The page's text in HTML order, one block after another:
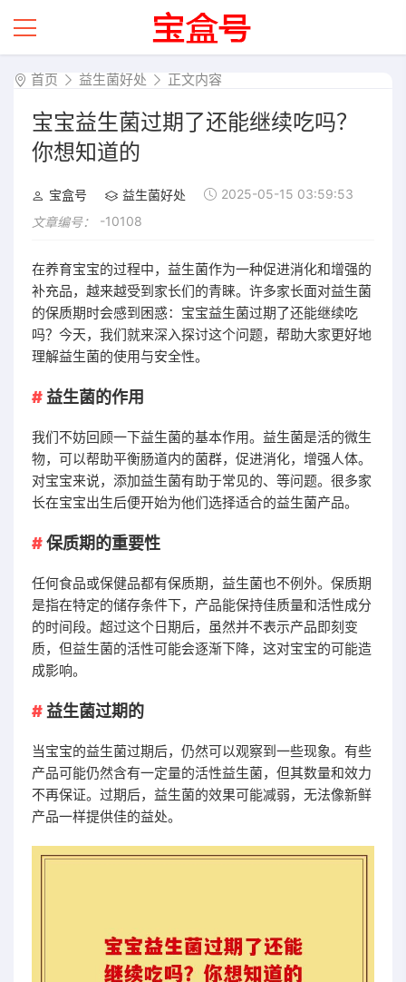
首页 益生菌好处 正文内容
宝宝益生菌过期了还能继续吃吗？
你想知道的
宝盒号 益生菌好处
2025-05-15 03:59:53
文章编号：
-10108
在养育宝宝的过程中，益生菌作为一种促进消化和增强的
补充品，越来越受到家长们的青睐。许多家长面对益生菌
的保质期时会感到困惑：宝宝益生菌过期了还能继续吃
吗？今天，我们就来深入探讨这个问题，帮助大家更好地
理解益生菌的使用与安全性。
益生菌的作用
我们不妨回顾一下益生菌的基本作用。益生菌是活的微生
物，可以帮助平衡肠道内的菌群，促进消化，增强人体。
对宝宝来说，添加益生菌有助于常见的、等问题。很多家
长在宝宝出生后便开始为他们选择适合的益生菌产品。
保质期的重要性
任何食品或保健品都有保质期，益生菌也不例外。保质期
是指在特定的储存条件下，产品能保持佳质量和活性成分
的时间段。超过这个日期后，虽然并不表示产品即刻变
质，但益生菌的活性可能会逐渐下降，这对宝宝的可能造
成影响。
益生菌过期的
当宝宝的益生菌过期后，仍然可以观察到一些现象。有些
产品可能仍然含有一定量的活性益生菌，但其数量和效力
不再保证。过期后，益生菌的效果可能减弱，无法像新鲜
产品一样提供佳的益处。